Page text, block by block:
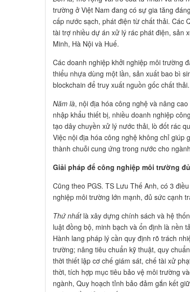
trường ở Việt Nam đang có sự gia tăng
cấp nước sạch, phát điện từ chất thải. Các
tài trợ nhiều dự án xử lý rác phát điện, sản
Minh, Hà Nội và Huế.
Các doanh nghiệp khởi nghiệp môi trường
thiểu nhựa dùng một lần, sản xuất bao bì
blockchain để truy xuất nguồn gốc chất thải.
Năm là, nội địa hóa công nghệ và nâng
nhập khẩu thiết bị, nhiều doanh nghiệp
tạo dây chuyền xử lý nước thải, lò đốt rác
Việc nội địa hóa công nghệ không chỉ giúp
thành chuỗi cung ứng trong nước cho
Giải pháp để công nghiệp môi trường
Cũng theo PGS. TS Lưu Thế Anh, có 3
nghiệp môi trường lớn mạnh, đủ sức cạnh
Thứ nhấtlà xây dựng chính sách và hệ
luật đồng bộ, minh bạch và ổn định là nền
Hành lang pháp lý cần quy định rõ trách
trường; nâng tiêu chuẩn kỹ thuật, quy
thời thiết lập cơ chế giám sát, chế tài xử
thời, tích hợp mục tiêu bảo vệ môi trường
ngành, Quy hoạch tỉnh bảo đảm gắn kết